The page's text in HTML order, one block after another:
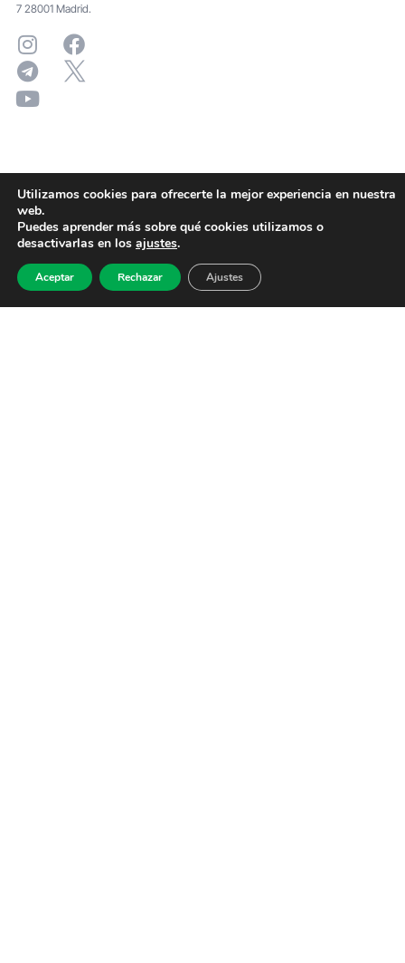
7 28001 Madrid.
Utilizamos cookies para ofrecerte la mejor experiencia en nuestra
web.
Puedes aprender más sobre qué cookies utilizamos o
desactivarlas en los ajustes.
Aceptar Rechazar Ajustes